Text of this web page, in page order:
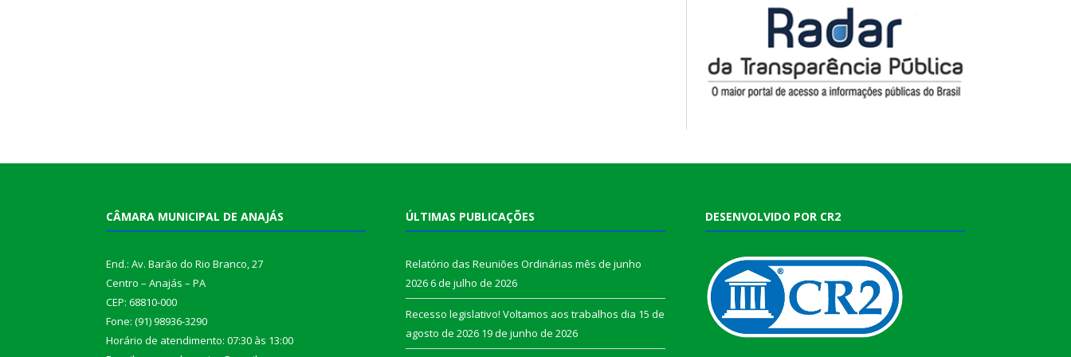
CÂMARA MUNICIPAL DE ANAJÁS
End.: Av. Barão do Rio Branco, 27
Centro – Anajás – PA
CEP: 68810-000
Fone: (91) 98936-3290
Horário de atendimento: 07:30 às 13:00
ÚLTIMAS PUBLICAÇÕES
Relatório das Reuniões Ordinárias mês de junho
20266 de julho de 2026
Recesso legislativo! Voltamos aos trabalhos dia 15 de
agosto de 2026 19 de junho de 2026
DESENVOLVIDO POR CR2